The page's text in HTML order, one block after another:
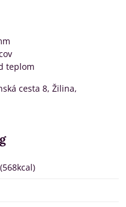
teplom
cesta 8, Žilina,